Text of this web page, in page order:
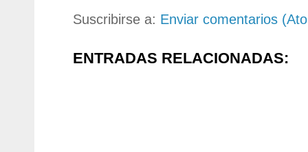
Suscribirse a: Enviar comentarios
ENTRADAS RELACIONADAS: